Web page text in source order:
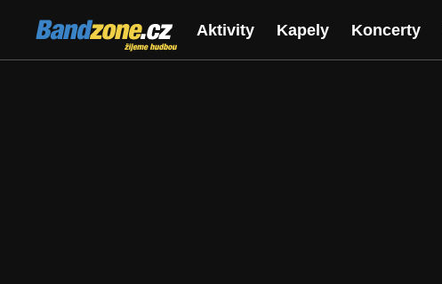
Bandzone.cz
žijeme hudbou
Aktivity Kapely Koncerty